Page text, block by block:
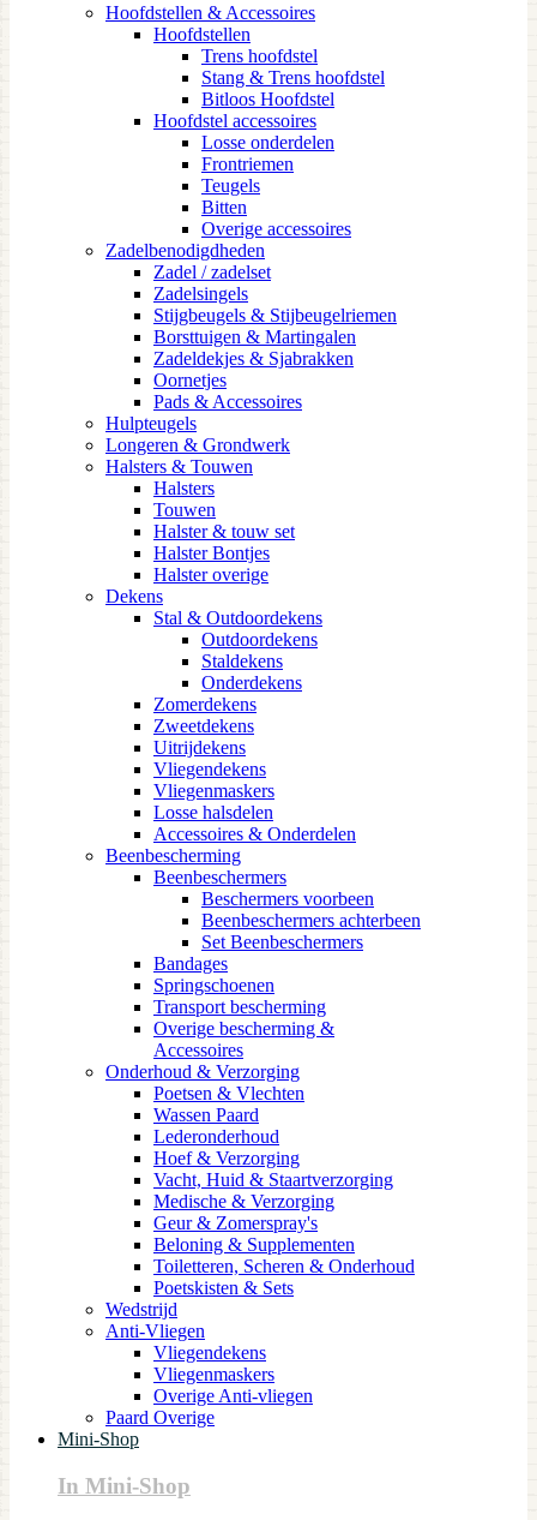
Hoofdstellen & Accessoires
Hoofdstellen
Trens hoofdstel
Stang & Trens hoofdstel
Bitloos Hoofdstel
Hoofdstel accessoires
Losse onderdelen
Frontriemen
Teugels
Bitten
Overige accessoires
Zadelbenodigdheden
Zadel / zadelset
Zadelsingels
Stijgbeugels & Stijbeugelriemen
Borsttuigen & Martingalen
Zadeldekjes & Sjabrakken
Oornetjes
Pads & Accessoires
Hulpteugels
Longeren & Grondwerk
Halsters & Touwen
Halsters
Touwen
Halster & touw set
Halster Bontjes
Halster overige
Dekens
Stal & Outdoordekens
Outdoordekens
Staldekens
Onderdekens
Zomerdekens
Zweetdekens
Uitrijdekens
Vliegendekens
Vliegenmaskers
Losse halsdelen
Accessoires & Onderdelen
Beenbescherming
Beenbeschermers
Beschermers voorbeen
Beenbeschermers achterbeen
Set Beenbeschermers
Bandages
Springschoenen
Transport bescherming
Overige bescherming &
Accessoires
Onderhoud & Verzorging
Poetsen & Vlechten
Wassen Paard
Lederonderhoud
Hoef & Verzorging
Vacht, Huid & Staartverzorging
Medische & Verzorging
Geur & Zomerspray's
Beloning & Supplementen
Toiletteren, Scheren & Onderhoud
Poetskisten & Sets
Wedstrijd
Anti-Vliegen
Vliegendekens
Vliegenmaskers
Overige Anti-vliegen
Paard Overige
Mini-Shop
In Mini-Shop